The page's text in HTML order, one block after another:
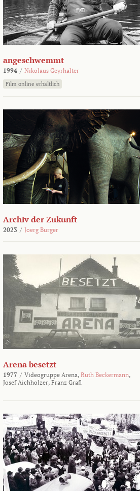
angeschwemmt
1994 / Nikolaus Geyrhalter
Film online erhältlich
Archiv der Zukunft
2023 / Joerg Burger
Arena besetzt
1977 / Videogruppe Arena, Ruth Beckermann,
Josef Aichholzer, Franz Grafl